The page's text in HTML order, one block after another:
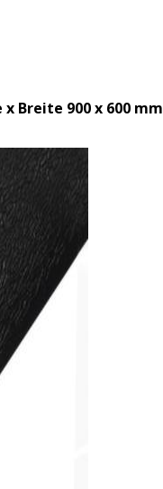
Breite 900 x 600 mm